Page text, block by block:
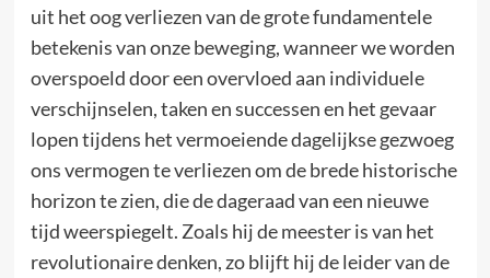
uit het oog verliezen van de grote fundamentele
betekenis van onze beweging, wanneer we worden
overspoeld door een overvloed aan individuele
verschijnselen, taken en successen en het gevaar
lopen tijdens het vermoeiende dagelijkse gezwoeg
ons vermogen te verliezen om de brede historische
horizon te zien, die de dageraad van een nieuwe
tijd weerspiegelt. Zoals hij de meester is van het
revolutionaire denken, zo blijft hij de leider van de